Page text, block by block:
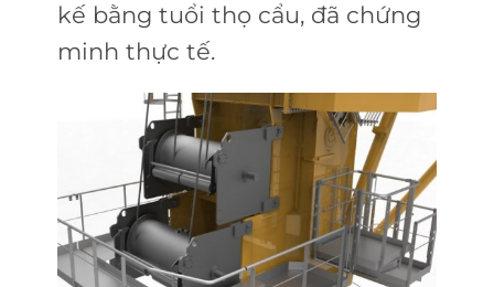
kế bằng tuổi thọ cẩu, đã chứng
minh thực tế.